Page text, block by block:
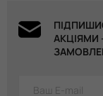
АКЦІЯМИ